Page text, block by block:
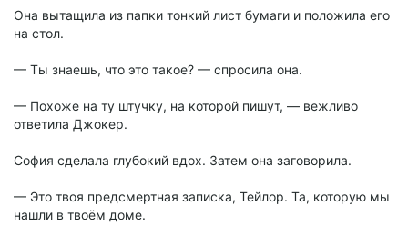
Она вытащила из папки тонкий лист бумаги и положила его
на стол.
— Ты знаешь, что это такое? — спросила она.
— Похоже на ту штучку, на которой пишут, — вежливо
ответила Джокер.
София сделала глубокий вдох. Затем она заговорила.
— Это твоя предсмертная записка, Тейлор. Та, которую мы
нашли в твоём доме.